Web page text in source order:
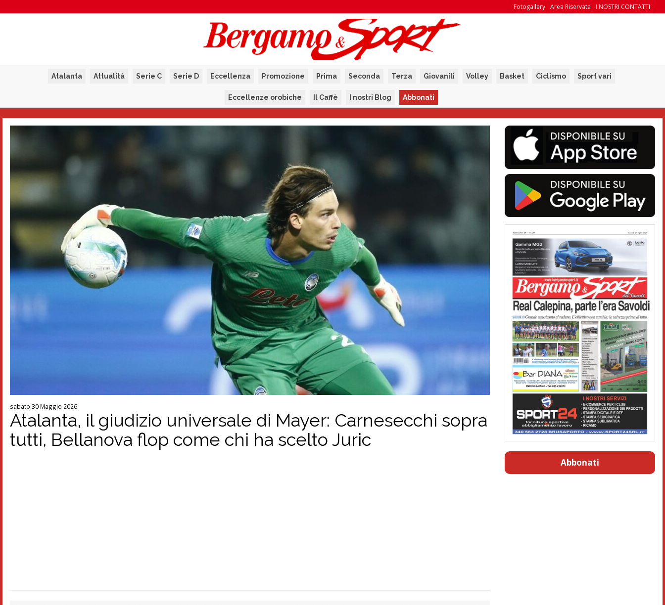
I NOSTRI CONTATTI
Area Riservata
Fotogallery
Atalanta Attualità Serie C Serie D Eccellenza Promozione Prima Seconda Terza Giovanili Volley Basket Ciclismo Sport vari
Eccellenze orobiche Il Caffè I nostri Blog Abbonati
sabato 30 Maggio 2026
Atalanta, il giudizio universale di Mayer: Carnesecchi sopra
tutti, Bellanova flop come chi ha scelto Juric
Abbonati